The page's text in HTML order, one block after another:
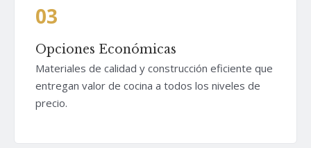
03
Opciones Económicas
Materiales de calidad y construcción eficiente que
entregan valor de cocina a todos los niveles de
precio.